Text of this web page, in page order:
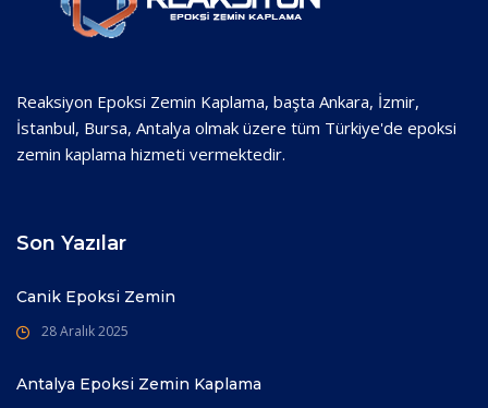
Reaksiyon Epoksi Zemin Kaplama, başta Ankara, İzmir,
İstanbul, Bursa, Antalya olmak üzere tüm Türkiye'de epoksi
zemin kaplama hizmeti vermektedir.
Son Yazılar
Canik Epoksi Zemin
28 Aralık 2025
Antalya Epoksi Zemin Kaplama